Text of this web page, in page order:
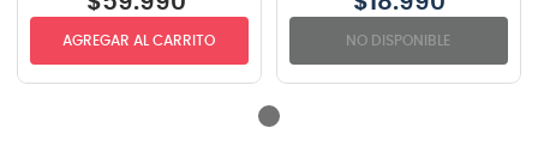
AGREGAR AL CARRITO NO DISPONIBLE